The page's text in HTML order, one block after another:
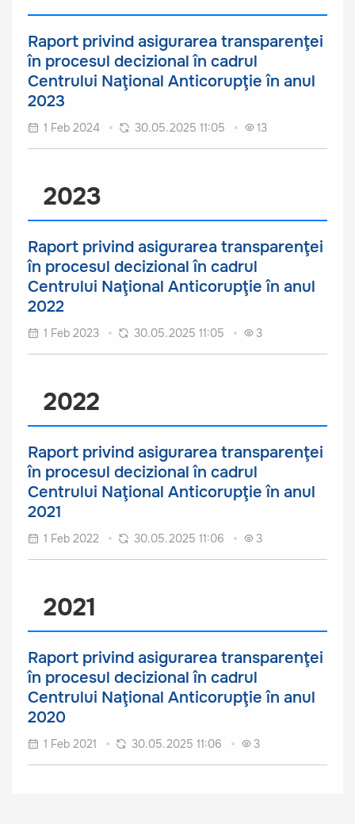
Raport privind asigurarea transparenţei
în procesul decizional în cadrul
Centrului Naţional Anticorupţie în anul
2023
1 Feb 2024 30.05.2025 11:05 13
2023
Raport privind asigurarea transparenţei
în procesul decizional în cadrul
Centrului Naţional Anticorupţie în anul
2022
1 Feb 2023 30.05.2025 11:05 3
2022
Raport privind asigurarea transparenţei
în procesul decizional în cadrul
Centrului Naţional Anticorupţie în anul
2021
1 Feb 2022 30.05.2025 11:06 3
2021
Raport privind asigurarea transparenţei
în procesul decizional în cadrul
Centrului Naţional Anticorupţie în anul
2020
1 Feb 2021 30.05.2025 11:06 3